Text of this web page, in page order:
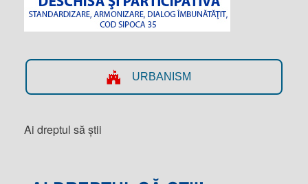
URBANISM
Ai dreptul să știi